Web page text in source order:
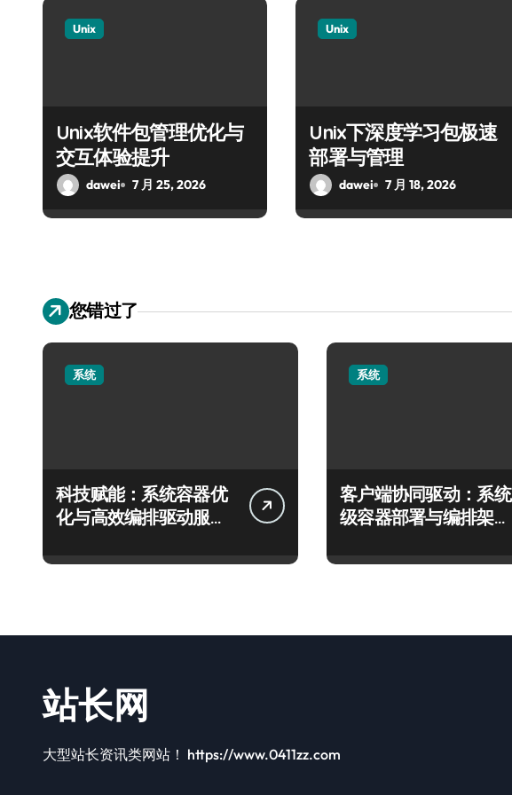
Unix
Unix软件包管理优化与
交互体验提升
dawei 7 月 25, 2026
Unix
Unix下深度学习包极速
部署与管理
dawei 7 月 18, 2026
您错过了
系统
科技赋能：系统容器优
化与高效编排驱动服务
系统
客户端协同驱动：系统
级容器部署与编排架构
站长网
大型站长资讯类网站！ https://www.0411zz.com